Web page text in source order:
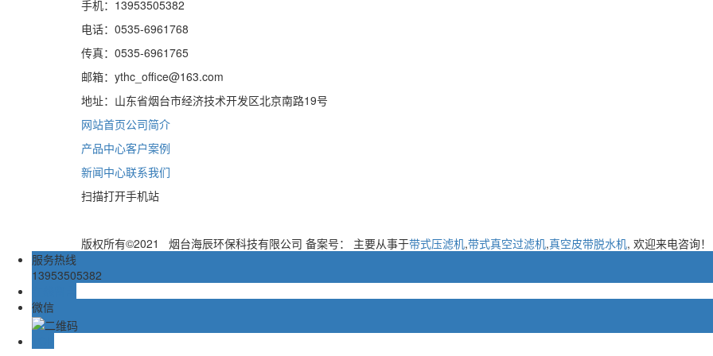
手机：13953505382
电话：0535-6961768
传真：0535-6961765
邮箱：ythc_office@163.com
地址：山东省烟台市经济技术开发区北京南路19号
网站首页公司简介
产品中心客户案例
新闻中心联系我们
扫描打开手机站
版权所有©2021 烟台海辰环保科技有限公司 备案号： 主要从事于带式压滤机,带式真空过滤机,真空皮带脱水机, 欢迎来电咨询！
服务热线
13953505382
微信